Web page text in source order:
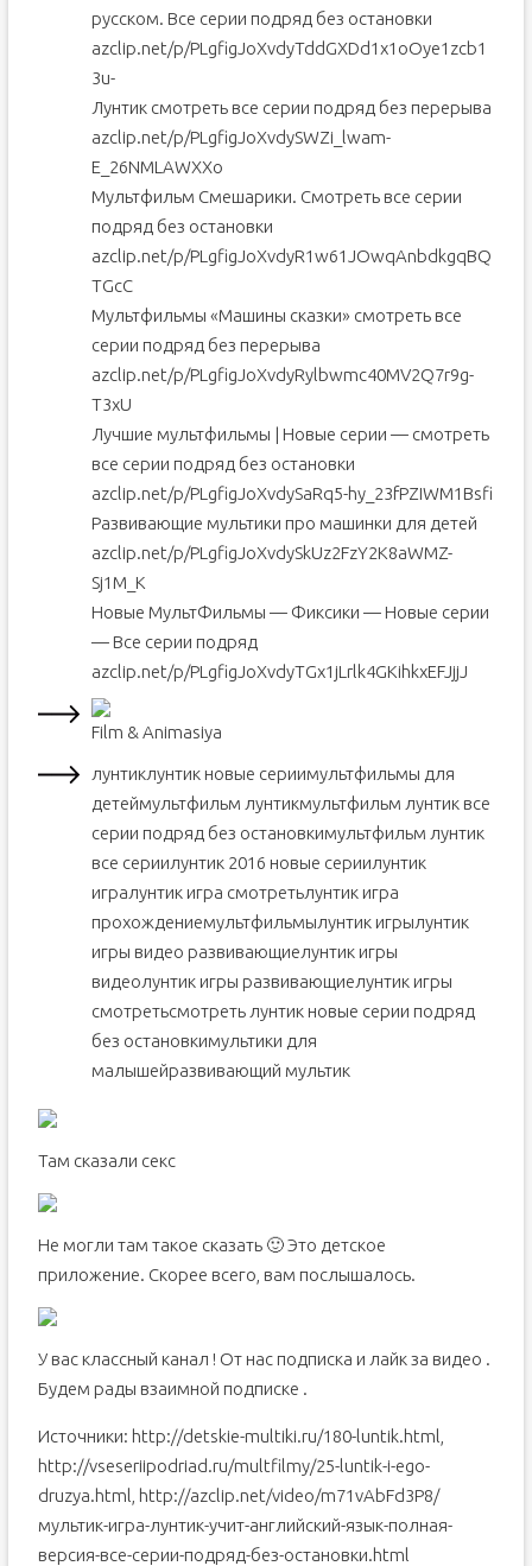
русском. Все серии подряд без остановки
azclip.net/p/PLgfigJoXvdyTddGXDd1x1oOye1zcb1
3u-
Лунтик смотреть все серии подряд без перерыва
azclip.net/p/PLgfigJoXvdySWZi_lwam-
E_26NMLAWXXo
Мультфильм Смешарики. Смотреть все серии
подряд без остановки
azclip.net/p/PLgfigJoXvdyR1w61JOwqAnbdkgqBQ
TGcC
Мультфильмы «Машины сказки» смотреть все
серии подряд без перерыва
azclip.net/p/PLgfigJoXvdyRylbwmc40MV2Q7r9g-
T3xU
Лучшие мультфильмы | Новые серии — смотреть
все серии подряд без остановки
azclip.net/p/PLgfigJoXvdySaRq5-hy_23fPZIWM1Bsfi
Развивающие мультики про машинки для детей
azclip.net/p/PLgfigJoXvdySkUz2FzY2K8aWMZ-
Sj1M_K
Новые МультФильмы — Фиксики — Новые серии
— Все серии подряд
azclip.net/p/PLgfigJoXvdyTGx1jLrlk4GKihkxEFJjjJ
Film & Animasiya
лунтиклунтик новые сериимультфильмы для
детеймультфильм лунтикмультфильм лунтик все
серии подряд без остановкимультфильм лунтик
все сериилунтик 2016 новые сериилунтик
игралунтик игра смотретьлунтик игра
прохождениемультфильмылунтик игрылунтик
игры видео развивающиелунтик игры
видеолунтик игры развивающиелунтик игры
смотретьсмотреть лунтик новые серии подряд
без остановкимультики для
малышейразвивающий мультик
Там сказали секс
Не могли там такое сказать 🙂 Это детское
приложение. Скорее всего, вам послышалось.
У вас классный канал ! От нас подписка и лайк за видео .
Будем рады взаимной подписке .
Источники: http://detskie-multiki.ru/180-luntik.html,
http://vseseriipodriad.ru/multfilmy/25-luntik-i-ego-
druzya.html, http://azclip.net/video/m71vAbFd3P8/
мультик-игра-лунтик-учит-английский-язык-полная-
версия-все-серии-подряд-без-остановки.html